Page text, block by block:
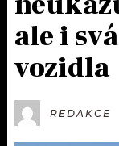
ROZHOVORY
#NEBUDUDOMA
KALENDÁŘ
KVÍZY
RÁDIO
APLIKACE
PLAYLIST
ale i
vozidla
REDAKCE